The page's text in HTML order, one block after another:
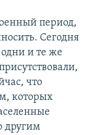
период,
Сегодня
и те же
что
которых
другим